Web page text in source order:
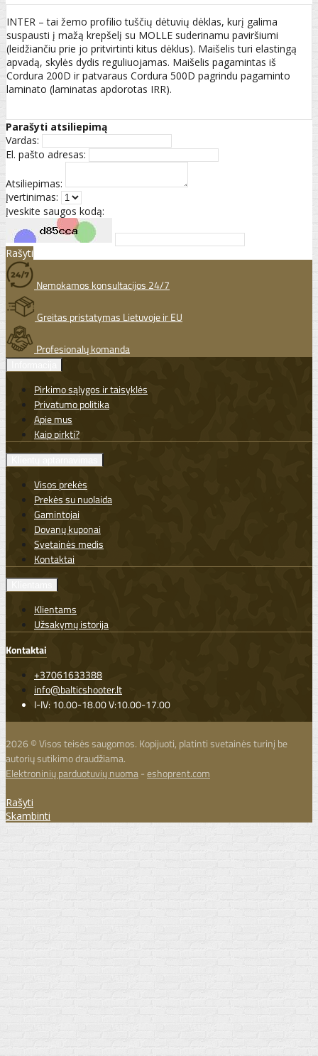
INTER – tai žemo profilio tuščių dėtuvių dėklas, kurį galima
suspausti į mažą krepšelį su MOLLE suderinamu paviršiumi
(leidžiančiu prie jo pritvirtinti kitus dėklus). Maišelis turi elastingą
apvadą, skylės dydis reguliuojamas. Maišelis pagamintas iš
Cordura 200D ir patvaraus Cordura 500D pagrindu pagaminto
laminato (laminatas apdorotas IRR).
Parašyti atsiliepimą
Vardas:
El. pašto adresas:
Atsiliepimas:
Įvertinimas:
Įveskite saugos kodą:
Rašyti
Nemokamos konsultacijos 24/7
Greitas pristatymas Lietuvoje ir EU
Profesionalų komanda
Pirkimo sąlygos ir taisyklės
Privatumo politika
Apie mus
Kaip pirkti?
Visos prekės
Prekės su nuolaida
Gamintojai
Dovanų kuponai
Svetainės medis
Kontaktai
Klientams
Užsakymų istorija
Kontaktai
+37061633388
info@balticshooter.lt
I-IV: 10.00-18.00 V:10.00-17.00
2026 © Visos teisės saugomos. Kopijuoti, platinti svetainės turinį be
autorių sutikimo draudžiama.
Elektroninių parduotuvių nuoma-eshoprent.com
Rašyti
Skambinti